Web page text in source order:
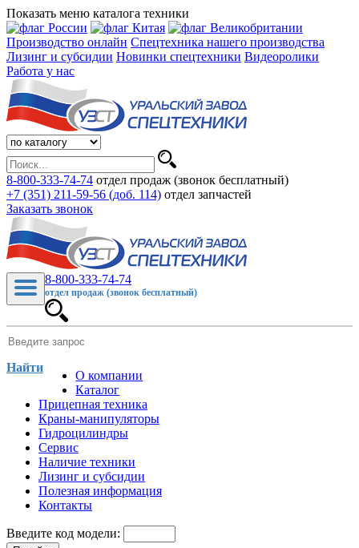
Показать меню каталога техники
Производство онлайн Спецтехника нашего производства
Лизинг и субсидии Новинки спецтехники Видеоролики
Работа у нас
8-800-333-74-74 отдел продаж (звонок бесплатный)
+7 (351) 211-59-56 (доб. 114) отдел запчастей
Заказать звонок
8-800-333-74-74
отдел продаж (звонок бесплатный)
Найти
О компании
Каталог
Прицепная техника
Краны-манипуляторы
Гидроцилиндры
Сервис
Наличие техники
Лизинг и субсидии
Полезная информация
Контакты
Введите код модели: